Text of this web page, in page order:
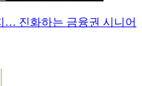
… 진화하는 금융권 시니어